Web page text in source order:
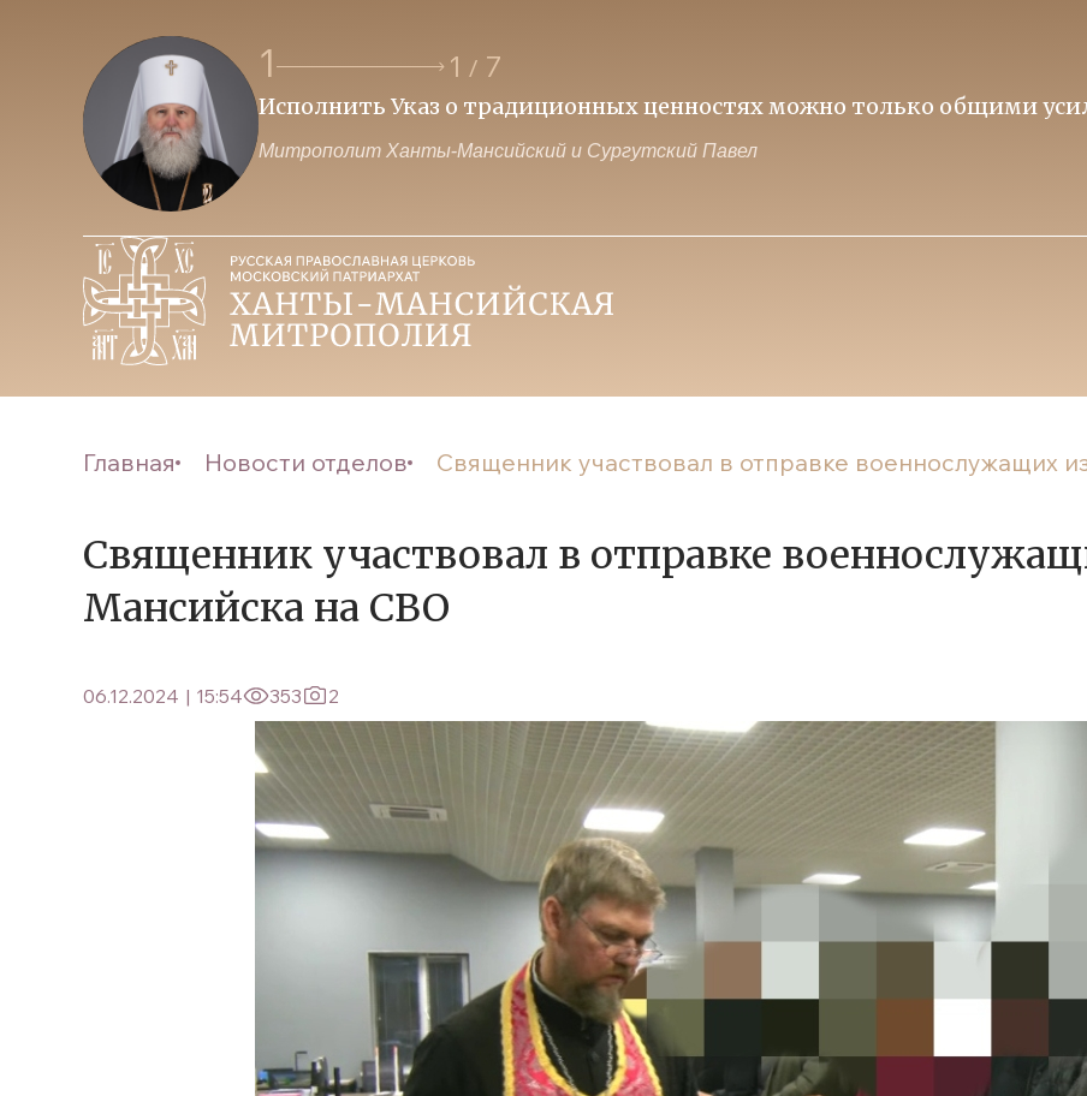
1 1 / 7
Исполнить Указ о традиционных ценностях можно только общими
Митрополит Ханты-Мансийский и Сургутский Павел
Главная Новости отделов Священник участвовал в отправке военнослужащих
Священник участвовал в отправке
Мансийска на СВО
06.12.2024 | 15:54 353 2